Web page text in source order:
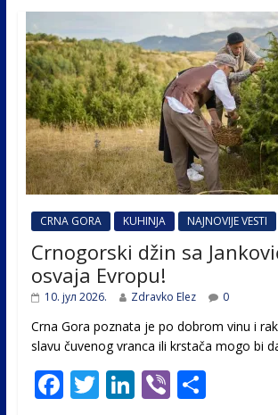
CRNA GORA KUHINJA NAJNOVIJE VESTI
Crnogorski džin sa
osvaja Evropu!
10. јул 2026. Zdravko Elez 0
Crna Gora poznata je po dobrom vinu i
slavu čuvenog vranca ili krstača mogo bi
F T Li Vi S